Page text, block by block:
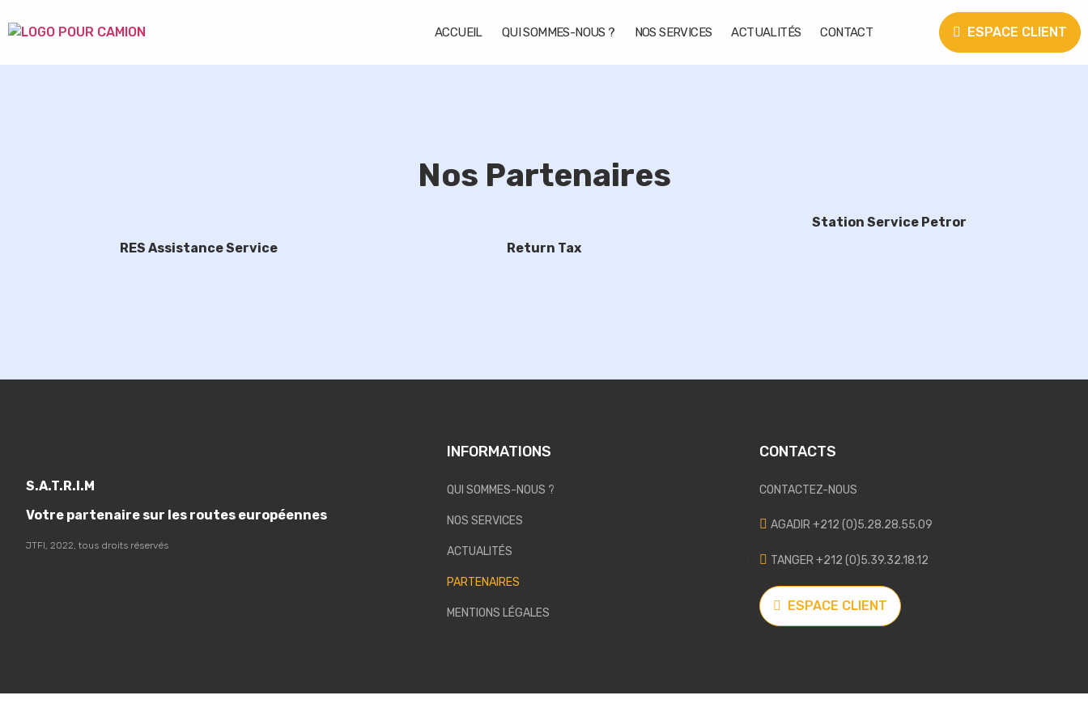
ACCUEIL QUI SOMMES-NOUS ? NOS SERVICES ACTUALITÉS CONTACT ESPACE CLIENT
Nos Partenaires
RES Assistance Service Return Tax
Station Service Petror
S.A.T.R.I.M
Votre partenaire sur les routes européennes
JTFI, 2022, tous droits réservés
INFORMATIONS
QUI SOMMES-NOUS ?
NOS SERVICES
ACTUALITÉS
PARTENAIRES
MENTIONS LÉGALES
CONTACTS
CONTACTEZ-NOUS
AGADIR +212 (0)5.28.28.55.09
TANGER +212 (0)5.39.32.18.12
ESPACE CLIENT